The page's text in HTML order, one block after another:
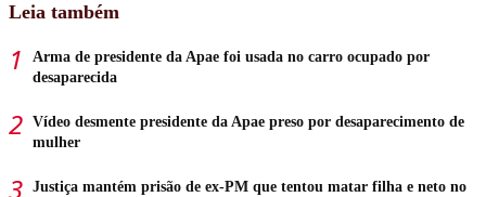
Leia também
Arma de presidente da Apae foi usada no carro ocupado por
desaparecida
Vídeo desmente presidente da Apae preso por desaparecimento de
mulher
Justiça mantém prisão de ex-PM que tentou matar filha e neto no